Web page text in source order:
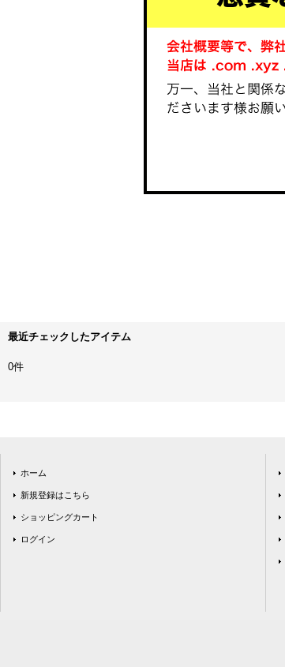
最近チェックしたアイテム
0件
ホーム
新規登録はこちら
ショッピングカート
ログイン